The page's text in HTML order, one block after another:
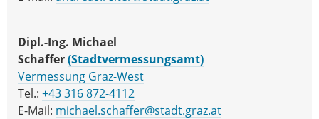
Dipl.-Ing. Michael
Schaffer(Stadtvermessungsamt)
Vermessung Graz-West
Tel.: +43 316 872-4112
E-Mail: michael.schaffer@stadt.graz.at